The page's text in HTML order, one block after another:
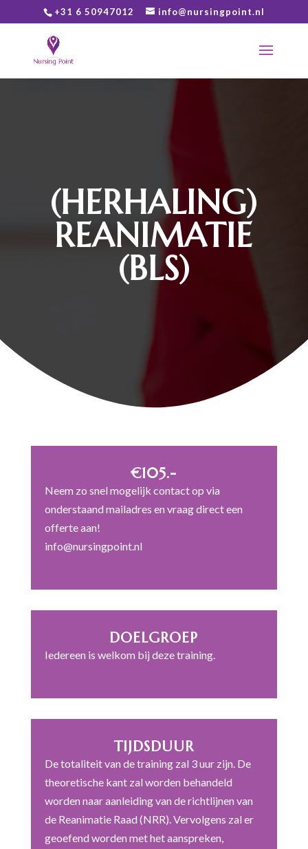
+31 6 50947012 info@nursingpoint.nl
(HERHALING)
REANIMATIE
(BLS)
€105.-
Neem zo snel mogelijk contact op via
onderstaand mailadres en vraag direct een
offerte aan!
info@nursingpoint.nl
DOELGROEP
Iedereen is welkom bij deze training.
TIJDSDUUR
De totaliteit van de training zal 3 uur zijn. De
theoretische kant zal worden behandeld
worden naar aanleiding van de richtlijnen van
de Reanimatie Raad (NRR). Vervolgens zal er
geoefend worden met het aanspreken,